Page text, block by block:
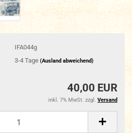
IFA044g
3-4 Tage (Ausland abweichend)
40,00 EUR
inkl. 7% MwSt. zzgl. Versand